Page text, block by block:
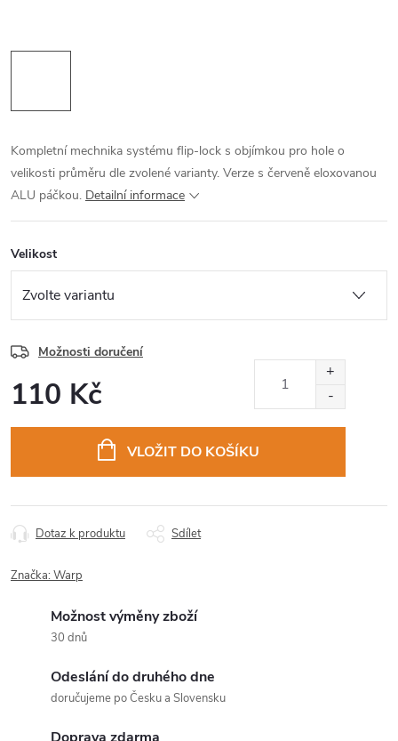
Kompletní mechnika systému flip-lock s objímkou pro hole o
velikosti průměru dle zvolené varianty. Verze s červeně eloxovanou
ALU páčkou. Detailní informace
Velikost
Možnosti doručení
110 Kč
VLOŽIT DO KOŠÍKU
Dotaz k produktu Sdílet
Značka:Warp
Možnost výměny zboží
30 dnů
Odeslání do druhého dne
doručujeme po Česku a Slovensku
Doprava zdarma